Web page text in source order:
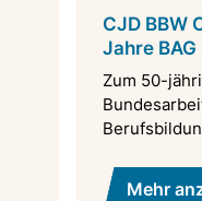
CJD BBW
Jahre BAG
Zum 50-
Mehr